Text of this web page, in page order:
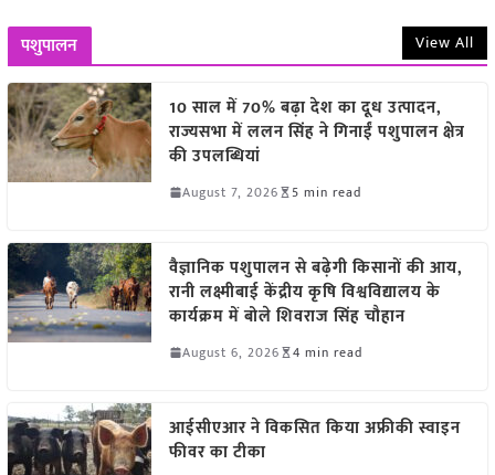
पशुपालन View All
10 साल में 70% बढ़ा देश का दूध उत्पादन,
राज्यसभा में ललन सिंह ने गिनाईं पशुपालन क्षेत्र
की उपलब्धियां
August 7, 2026 5 min read
वैज्ञानिक पशुपालन से बढ़ेगी किसानों की आय,
रानी लक्ष्मीबाई केंद्रीय कृषि विश्वविद्यालय के
कार्यक्रम में बोले शिवराज सिंह चौहान
August 6, 2026 4 min read
आईसीएआर ने विकसित किया अफ्रीकी स्वाइन
फीवर का टीका